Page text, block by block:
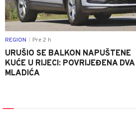
REGION Pre 2 h
URUŠIO SE BALKON NAPUŠTENE
KUĆE U RIJECI: POVRIJEĐENA DVA
MLADIĆA